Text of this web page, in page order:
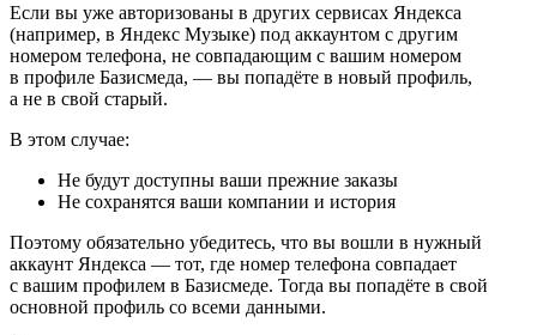
Если вы уже авторизованы в других сервисах Яндекса
(например, в Яндекс Музыке) под аккаунтом с другим
номером телефона, не совпадающим с вашим номером
в профиле Базисмеда, — вы попадёте в новый профиль,
а не в свой старый.
В этом случае:
Не будут доступны ваши прежние заказы
Не сохранятся ваши компании и история
Поэтому обязательно убедитесь, что вы вошли в нужный
аккаунт Яндекса — тот, где номер телефона совпадает
с вашим профилем в Базисмеде. Тогда вы попадёте в свой
основной профиль со всеми данными.